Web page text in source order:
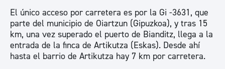
El único acceso por carretera es por la Gi -3631, que
parte del municipio de Oiartzun (Gipuzkoa), y tras 15
km, una vez superado el puerto de Bianditz, llega a la
entrada de la finca de Artikutza (Eskas). Desde ahí
hasta el barrio de Artikutza hay 7 km por carretera.